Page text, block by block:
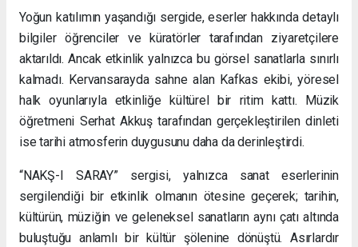
Yoğun katılımın yaşandığı sergide, eserler hakkında detaylı
bilgiler öğrenciler ve küratörler tarafından ziyaretçilere
aktarıldı. Ancak etkinlik yalnızca bu görsel sanatlarla sınırlı
kalmadı. Kervansarayda sahne alan Kafkas ekibi, yöresel
halk oyunlarıyla etkinliğe kültürel bir ritim kattı. Müzik
öğretmeni Serhat Akkuş tarafından gerçekleştirilen dinleti
ise tarihi atmosferin duygusunu daha da derinleştirdi.
“NAKŞ-I SARAY” sergisi, yalnızca sanat eserlerinin
sergilendiği bir etkinlik olmanın ötesine geçerek; tarihin,
kültürün, müziğin ve geleneksel sanatların aynı çatı altında
buluştuğu anlamlı bir kültür şölenine dönüştü. Asırlardır